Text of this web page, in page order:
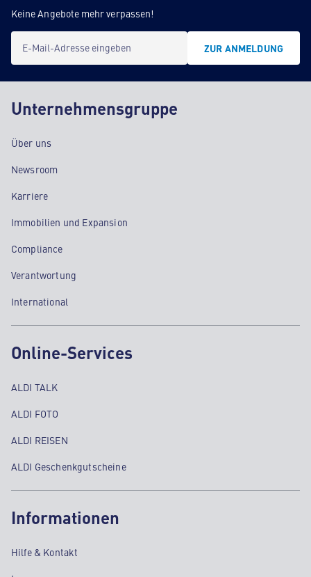
Keine Angebote mehr verpassen!
E-Mail-Adresse eingeben ZUR ANMELDUNG
Unternehmensgruppe
Über uns
Newsroom
Karriere
Immobilien und Expansion
Compliance
Verantwortung
International
Online-Services
ALDI TALK
ALDI FOTO
ALDI REISEN
ALDI Geschenkgutscheine
Informationen
Hilfe & Kontakt